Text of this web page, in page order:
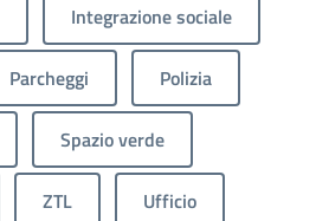
Integrazione sociale
Parcheggi Polizia
Spazio verde
ZTL Ufficio